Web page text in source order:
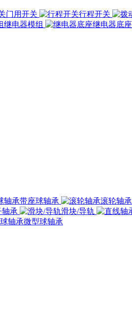
门用开关 行程开关
继电器模组 继电器底座
带座球轴承 滚轮轴承
轴承 滑块/导轨
微型球轴承